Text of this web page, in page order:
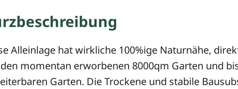
Alleinlage hat wirkliche 100%ige Naturnähe,
momentan erworbenen 8000qm Garten und
Garten. Die Trockene und stabile